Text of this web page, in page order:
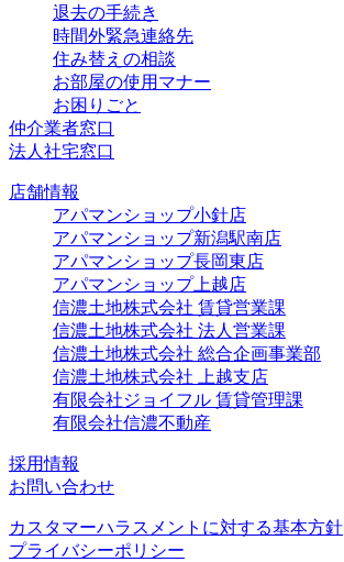
退去の手続き
時間外緊急連絡先
住み替えの相談
お部屋の使用マナー
お困りごと
仲介業者窓口
法人社宅窓口
店舗情報
アパマンショップ小針店
アパマンショップ新潟駅南店
アパマンショップ長岡東店
アパマンショップ上越店
信濃土地株式会社 賃貸営業課
信濃土地株式会社 法人営業課
信濃土地株式会社 総合企画事業部
信濃土地株式会社 上越支店
有限会社ジョイフル 賃貸管理課
有限会社信濃不動産
採用情報
お問い合わせ
カスタマーハラスメントに対する基本方針
プライバシーポリシー